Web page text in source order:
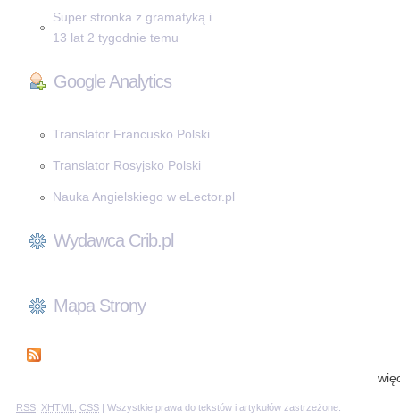
Super stronka z gramatyką i
13 lat 2 tygodnie temu
Google Analytics
Translator Francusko Polski
Translator Rosyjsko Polski
Nauka Angielskiego w eLector.pl
Wydawca Crib.pl
Mapa Strony
RSS XHTML CSS | Wszystkie prawa do tekstów i artykułów zastrzeżone.